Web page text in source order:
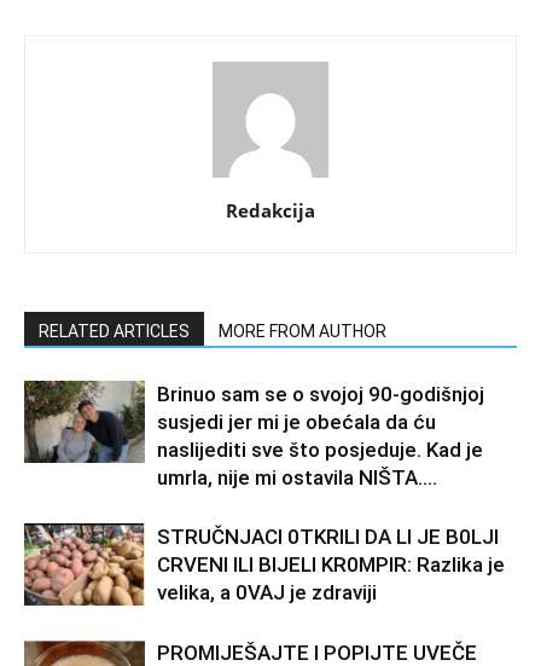
Redakcija
RELATED ARTICLES MORE FROM AUTHOR
Brinuo sam se o svojoj 90-godišnjoj
susjedi jer mi je obećala da ću
naslijediti sve što posjeduje. Kad je
umrla, nije mi ostavila NIŠTA....
STRUČNJACI 0TKRILI DA LI JE B0LJI
CRVENI ILI BIJELI KR0MPIR: Razlika je
velika, a 0VAJ je zdraviji
PROMIJEŠAJTE I POPIJTE UVEČE